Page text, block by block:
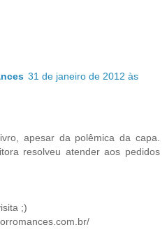
31 de janeiro de 2012 às
apesar da polêmica da capa.
resolveu atender aos pedidos
;)